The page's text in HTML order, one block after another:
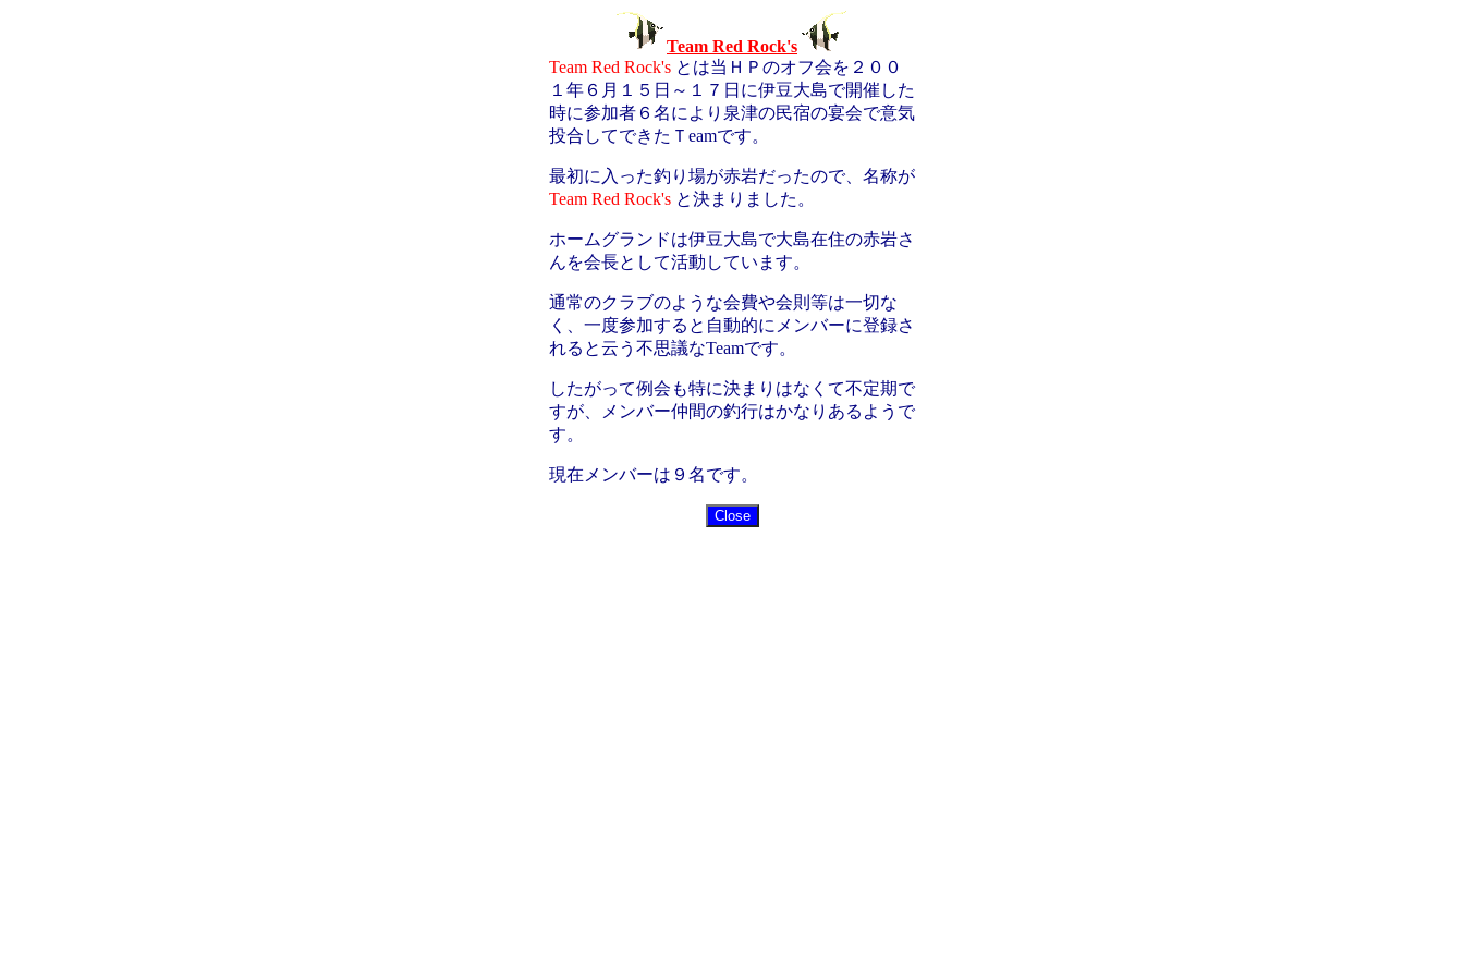
Team Red Rock's
Team Red Rock's とは当ＨＰのオフ会を２００
１年６月１５日～１７日に伊豆大島で開催した
時に参加者６名により泉津の民宿の宴会で意気
投合してできたＴeamです。
最初に入った釣り場が赤岩だったので、名称が
Team Red Rock's と決まりました。
ホームグランドは伊豆大島で大島在住の赤岩さ
んを会長として活動しています。
通常のクラブのような会費や会則等は一切な
く、一度参加すると自動的にメンバーに登録さ
れると云う不思議なTeamです。
したがって例会も特に決まりはなくて不定期で
すが、メンバー仲間の釣行はかなりあるようで
す。
現在メンバーは９名です。